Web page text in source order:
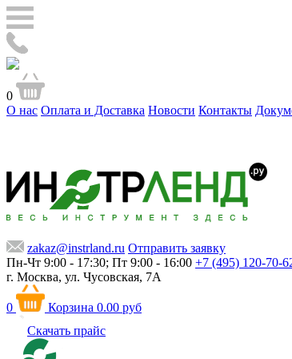
0
О нас Оплата и Доставка Новости Контакты
zakaz@instrland.ru Отправить заявку
Пн-Чт 9:00 - 17:30; Пт 9:00 - 16:00 +7 (495) 120-70-
г. Москва, ул. Чусовская, 7А
0 Корзина 0.00 руб
Скачать прайс